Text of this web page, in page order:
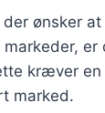
ønsker
kræver
marked.